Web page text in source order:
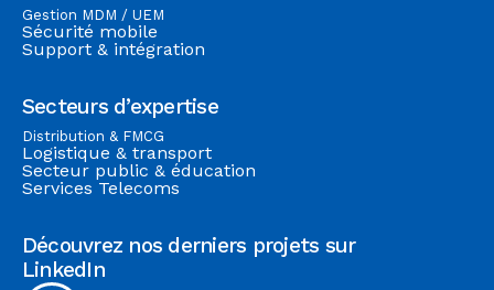
Gestion MDM / UEM
Sécurité mobile
Support & intégration
Secteurs d’expertise
Distribution & FMCG
Logistique & transport
Secteur public & éducation
Services Telecoms
Découvrez nos derniers projets sur
LinkedIn